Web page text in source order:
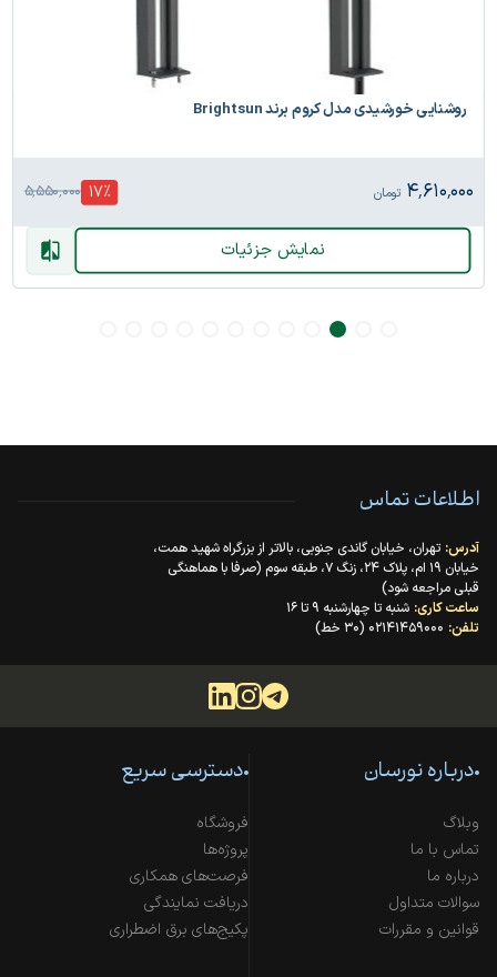
روشنایی خورشیدی مدل کروم برند Brightsun
۴٬۶۱۰٬۰۰۰ تومان 17% ۵٬۵۵۰٬۰۰۰
نمایش جزئیات
اطلاعات تماس
آدرس: تهران، خیابان گاندی جنوبی، بالاتر از بزرگراه شهید همت،
خیابان ۱۹ ام، پلاک ۲۴، زنگ ۷، طبقه سوم (صرفا با هماهنگی
قبلی مراجعه شود)
ساعت کاری: شنبه تا چهارشنبه ۹ تا ۱۶
تلفن: ۰۲۱۴۱۴۵۹۰۰۰ (۳۰ خط)
درباره نورسان
وبلاگ
تماس با ما
درباره ما
سوالات متداول
قوانین و مقررات
دسترسی سریع
فروشگاه
پروژه‌ها
فرصت‌های همکاری
دریافت نمایندگی
پکیج‌های برق اضطراری